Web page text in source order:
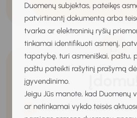
Duomenų subjektas, pateikęs
patvirtinantį dokumentą arba
tvarka ar elektroninių ryšių
tinkamai identifikuoti asmenį,
tapatybę, turi asmeniškai, paštu,
paštu pateikti rašytinį prašymą
įgyvendinimo.
Jeigu Jūs manote, kad Duomenų
ar netinkamai vykdo teisės
Kiekvienais mokslo metais